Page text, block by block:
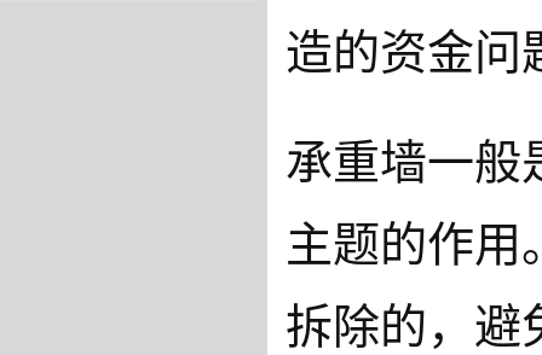
造的资金问
承重墙一般
主题的作用
拆除的，避